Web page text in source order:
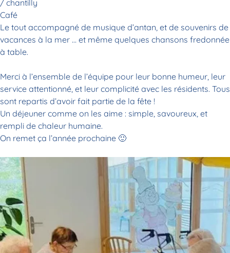
/ chantilly
Café
Le tout accompagné de musique d’antan, et de souvenirs de
vacances à la mer … et même quelques chansons fredonnée
à table.
Merci à l’ensemble de l’équipe pour leur bonne humeur, leur
service attentionné, et leur complicité avec les résidents. Tous
sont repartis d’avoir fait partie de la fête !
Un déjeuner comme on les aime : simple, savoureux, et
rempli de chaleur humaine.
On remet ça l’année prochaine 🙂